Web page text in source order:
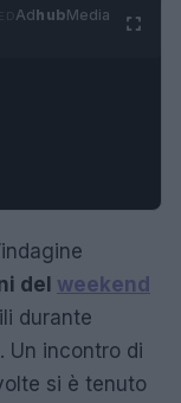
AdhubMedia
del weekend
durante
Un incontro di
si è tenuto